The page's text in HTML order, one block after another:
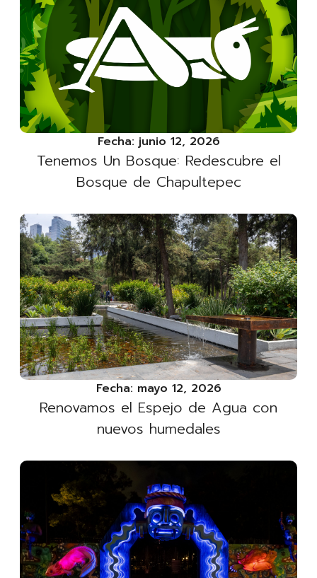
Fecha: junio 12, 2026
Tenemos Un Bosque: Redescubre el
Bosque de Chapultepec
Fecha: mayo 12, 2026
Renovamos el Espejo de Agua con
nuevos humedales